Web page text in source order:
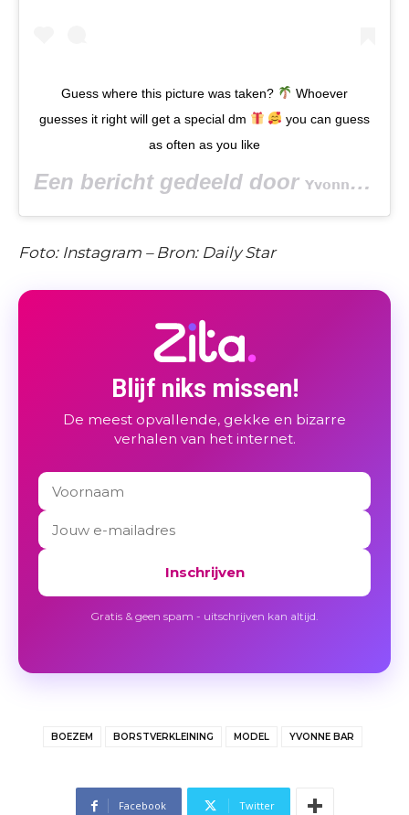
Guess where this picture was taken?
Whoever
guesses it right will get a special dm
you can guess
as often as you like
Een bericht gedeeld door 𝗬𝘃𝗼𝗻𝗻𝗲 𝗕𝗮𝗿
Foto: Instagram – Bron: Daily Star
Blijf niks missen!
De meest opvallende, gekke en bizarre
verhalen van het internet.
Inschrijven
Gratis & geen spam - uitschrijven kan altijd.
BOEZEM BORSTVERKLEINING MODEL YVONNE BAR
Facebook Twitter